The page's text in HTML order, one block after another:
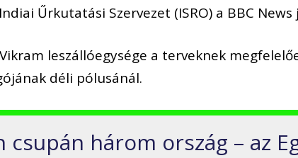
Űrkutatási Szervezet (ISRO) a BBC
leszállóegysége a terveknek
déli pólusánál.
csupán három ország – az